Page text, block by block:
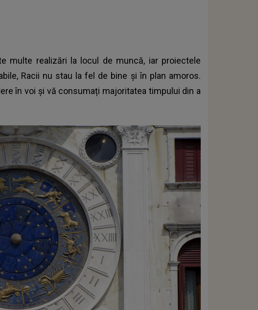
multe realizări la locul de muncă, iar proiectele
Racii nu stau la fel de bine și în plan amoros.
în voi și vă consumați majoritatea timpului din a